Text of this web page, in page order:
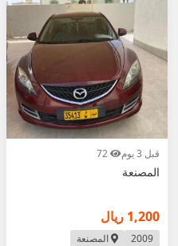
قبل 3 يوم
المصنعة
1,200 ريال
2009 المصنعة